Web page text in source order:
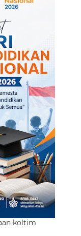
koltim